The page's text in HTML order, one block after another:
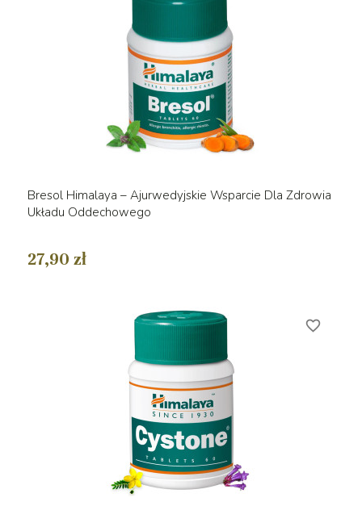
Bresol Himalaya – Ajurwedyjskie Wsparcie Dla Zdrowia
Układu Oddechowego
27,90 zł
favorite_border